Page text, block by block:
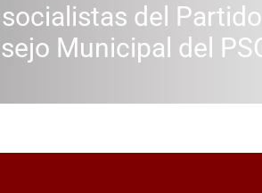
del Partido
Municipal del